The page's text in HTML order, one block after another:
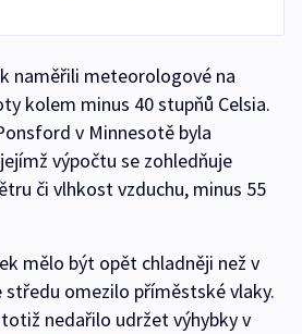
naměřili meteorologové na
kolem minus 40 stupňů Celsia.
v Minnesotě byla
výpočtu se zohledňuje
či vlhkost vzduchu, minus 55
mělo být opět chladněji než v
omezilo příměstské vlaky.
nedařilo udržet výhybky v